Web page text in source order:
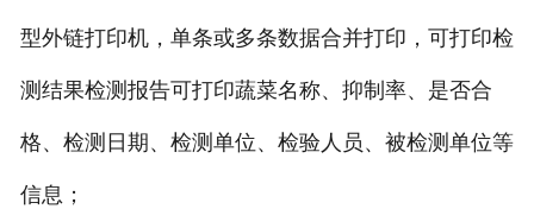
型外链打印机，单条或多条数据合并打印，可打印检
测结果检测报告可打印蔬菜名称、抑制率、是否合
格、检测日期、检测单位、检验人员、被检测单位等
信息；